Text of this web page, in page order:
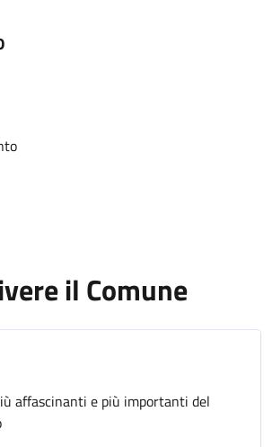
il Comune
affascinanti e più importanti del